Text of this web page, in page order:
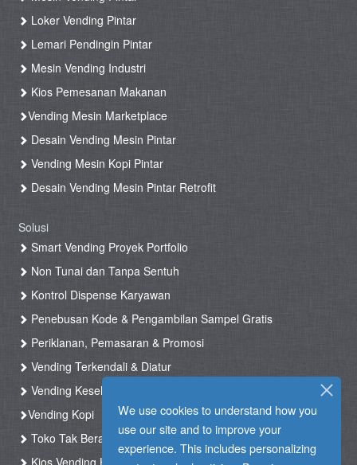
We use cookies to understand how you
use our site and to improve your
experience. This includes personalizing
Loker Vending Pintar
Lemari Pendingin Pintar
Mesin Vending Industri
Kios Pemesanan Makanan
Vending Mesin Marketplace
Desain Vending Mesin Pintar
Vending Mesin Kopi Pintar
Desain Vending Mesin Pintar Retrofit
Solusi
Smart Vending Proyek Portfolio
Non Tunai dan Tanpa Sentuh
Kontrol Dispense Karyawan
Penebusan Kode & Pengambilan Sampel Gratis
Periklanan, Pemasaran & Promosi
Vending Terkendali & Diatur
Vending Kesehatan
Vending Kopi
Toko Tak Berawak & Toko Otomatis